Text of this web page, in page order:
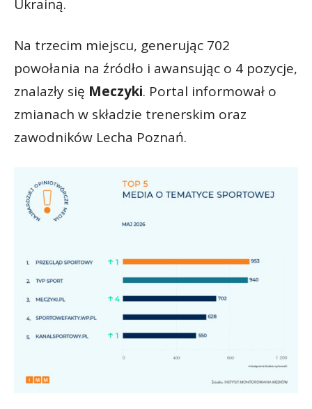
Ukrainą.
Na trzecim miejscu, generując 702
powołania na źródło i awansując o 4 pozycje,
znalazły się Meczyki. Portal informował o
zmianach w składzie trenerskim oraz
zawodników Lecha Poznań.